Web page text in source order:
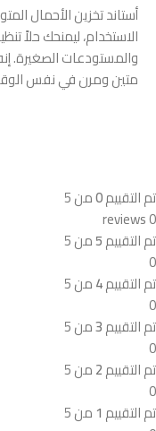
أستاند تخزين الأحمال
الاستخدام، ليمنحك حلاً
والمستودعات الصغيرة.
متين ومرن في نفس
تم التقييم0من 5
0 reviews
تم التقييم5من 5
0
تم التقييم4من 5
0
تم التقييم3من 5
0
تم التقييم2من 5
0
تم التقييم 1 من 5